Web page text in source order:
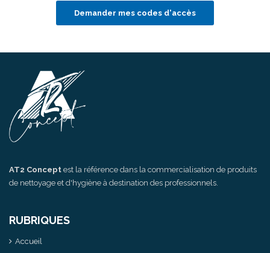
Demander mes codes d'accès
AT2 Concept est la référence dans la commercialisation de produits
de nettoyage et d'hygiène à destination des professionnels.
RUBRIQUES
Accueil